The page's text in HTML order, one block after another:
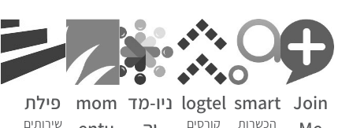
Join
smart
הכשרות
logtel
קורסים
ניו-מד mom
פילת
שירותים